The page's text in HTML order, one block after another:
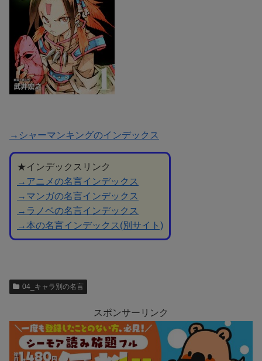
→シャーマンキングのインデックス
★インデックスリンク
→アニメの名言インデックス
→マンガの名言インデックス
→ラノベの名言インデックス
→本の名言インデックス(別サイト)
04_キャラ別の名言
スポンサーリンク